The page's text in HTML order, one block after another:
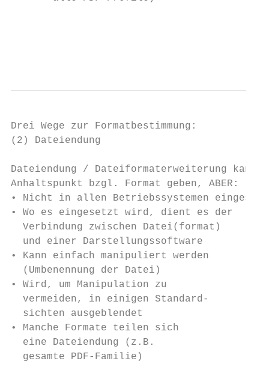
Drei Wege zur Formatbestimmung:
(2) Dateiendung
Dateiendung / Dateiformaterweiterung kann
Anhaltspunkt bzgl. Format geben, ABER:
• Nicht in allen Betriebssystemen
• Wo es eingesetzt wird, dient es der
  Verbindung zwischen Datei(format)
  und einer Darstellungssoftware
• Kann einfach manipuliert werden
  (Umbenennung der Datei)
• Wird, um Manipulation zu
  vermeiden, in einigen Standard-
  sichten ausgeblendet
• Manche Formate teilen sich
  eine Dateiendung (z.B.
  gesamte PDF-Familie)